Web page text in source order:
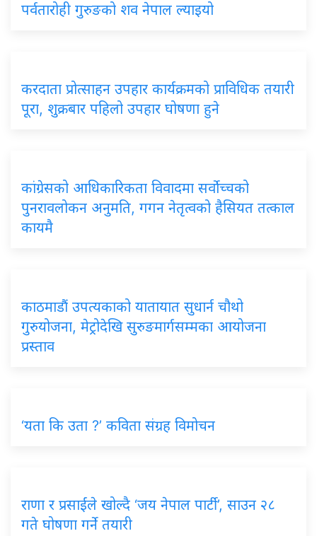
पर्वतारोही गुरुङको शव नेपाल ल्याइयो
करदाता प्रोत्साहन उपहार कार्यक्रमको प्राविधिक तयारी
पूरा, शुक्रबार पहिलो उपहार घोषणा हुने
कांग्रेसको आधिकारिकता विवादमा सर्वोच्चको
पुनरावलोकन अनुमति, गगन नेतृत्वको हैसियत तत्काल
कायमै
काठमाडौं उपत्यकाको यातायात सुधार्न चौथो
गुरुयोजना, मेट्रोदेखि सुरुङमार्गसम्मका आयोजना
प्रस्ताव
‘यता कि उता ?’ कविता संग्रह विमोचन
राणा र प्रसाईंले खोल्दै ‘जय नेपाल पार्टी’, साउन २८
गते घोषणा गर्ने तयारी